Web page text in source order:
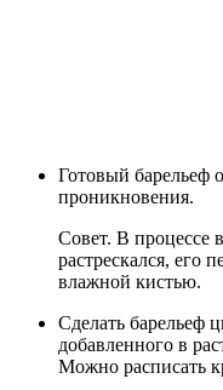
Готовый барельеф
проникновения.
Совет. В процессе
растрескался, его
влажной кистью.
Сделать
добавленного в
Можно расписать